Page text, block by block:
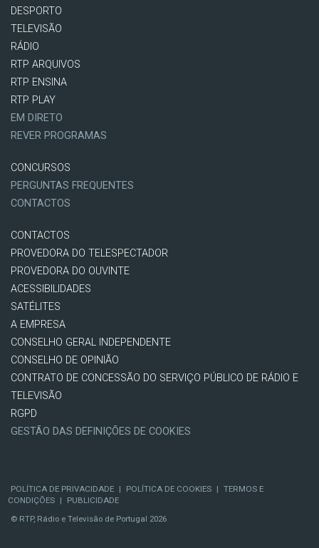
DESPORTO
TELEVISÃO
RÁDIO
RTP ARQUIVOS
RTP ENSINA
RTP PLAY
EM DIRETO
REVER PROGRAMAS
CONCURSOS
PERGUNTAS FREQUENTES
CONTACTOS
CONTACTOS
PROVEDORA DO TELESPECTADOR
PROVEDORA DO OUVINTE
ACESSIBILIDADES
SATÉLITES
A EMPRESA
CONSELHO GERAL INDEPENDENTE
CONSELHO DE OPINIÃO
CONTRATO DE CONCESSÃO DO SERVIÇO PÚBLICO DE RÁDIO E
TELEVISÃO
RGPD
GESTÃO DAS DEFINIÇÕES DE COOKIES
POLÍTICA DE PRIVACIDADE | POLÍTICA DE COOKIES | TERMOS E
CONDIÇÕES |
PUBLICIDADE
© RTP, Rádio e Televisão de Portugal 2026